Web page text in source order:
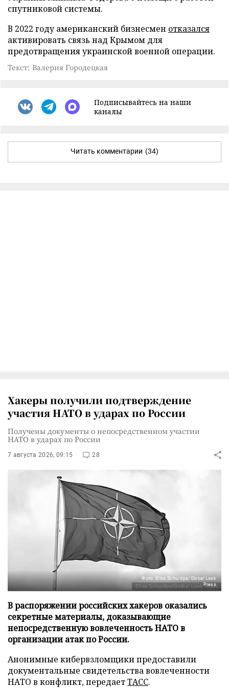
спутниковой системы.
В 2022 году американский бизнесмен отказался
активировать связь над Крымом для
предотвращения украинской военной операции.
Текст: Валерия Городецкая
Подписывайтесь на наши
каналы
Читать комментарии (34)
Хакеры получили подтверждение
участия НАТО в ударах по России
Получены документы о непосредственном участии
НАТО в ударах по России
7 августа 2026, 09:15 28
Фото: Elisa Schu/dpa/Global Look
Press
В распоряжении российских хакеров оказались
секретные материалы, доказывающие
непосредственную вовлеченность НАТО в
организации атак по России.
Анонимные кибервзломщики предоставили
документальные свидетельства вовлеченности
НАТО в конфликт, передаетТАСС.